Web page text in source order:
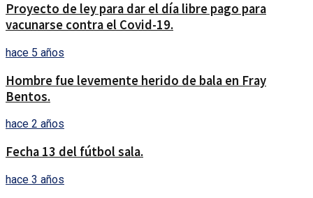
Proyecto de ley para dar el día libre pago para
vacunarse contra el Covid-19.
hace 5 años
Hombre fue levemente herido de bala en Fray
Bentos.
hace 2 años
Fecha 13 del fútbol sala.
hace 3 años